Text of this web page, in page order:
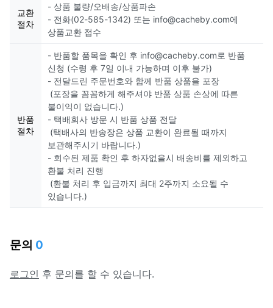
교환
절차
- 상품 불량/오배송/상품파손
- 전화(02-585-1342) 또는 info@cacheby.com에
상품교환 접수
반품
절차
- 반품할 품목을 확인 후 info@cacheby.com로 반품
신청 (수령 후 7일 이내 가능하며 이후 불가)
- 전달드린 주문번호와 함께 반품 상품을 포장
(포장을 꼼꼼하게 해주셔야 반품 상품 손상에 따른
불이익이 없습니다.)
- 택배회사 방문 시 반품 상품 전달
(택배사의 반송장은 상품 교환이 완료될 때까지
보관해주시기 바랍니다.)
- 회수된 제품 확인 후 하자없을시 배송비를 제외하고
환불 처리 진행
(환불 처리 후 입금까지 최대 2주까지 소요될 수
있습니다.)
문의 0
로그인 후 문의를 할 수 있습니다.